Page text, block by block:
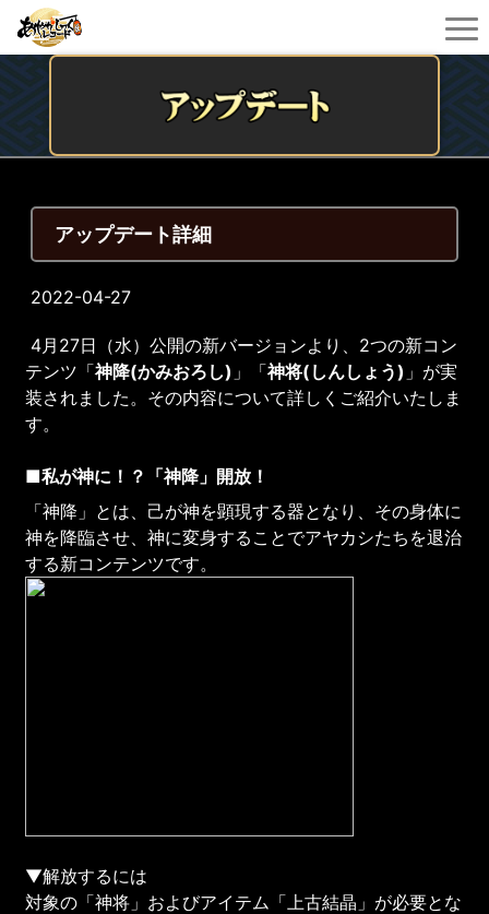
アップデート詳細
2022-04-27
4月27日（水）公開の新バージョンより、2つの新コン
テンツ「神降(かみおろし) 」「神将(しんしょう) 」が実
装されました。その内容について詳しくご紹介いたしま
す。
■私が神に！？「神降」開放！
「神降」とは、己が神を顕現する器となり、その身体に
神を降臨させ、神に変身することでアヤカシたちを退治
する新コンテンツです。
▼解放するには
対象の「神将」およびアイテム「上古結晶」が必要とな